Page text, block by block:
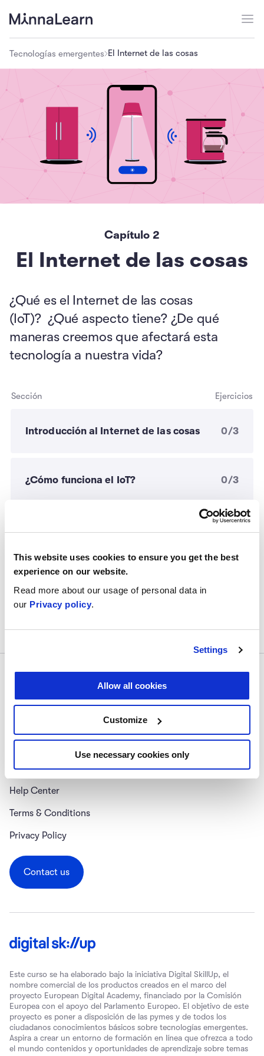
This website uses cookies to ensure you get the best
experience on our website.
Read more about our usage of personal data in
our Privacy policy.
Settings
Allow all cookies
Customize
Use necessary cookies only
Tecnologías emergentes El Internet de las cosas
Capítulo 2
El Internet de las cosas
¿Qué es el Internet de las cosas
(IoT)? ¿Qué aspecto tiene? ¿De qué
maneras creemos que afectará esta
tecnología a nuestra vida?
Sección Ejercicios
Introducción al Internet de las cosas 0/3
¿Cómo funciona el IoT? 0/3
El IoT y los nuevos puestos de trabajo
About Us
Help Center
Terms & Conditions
Privacy Policy
Contact us
Este curso se ha elaborado bajo la iniciativa Digital SkillUp, el
nombre comercial de los productos creados en el marco del
proyecto European Digital Academy, financiado por la Comisión
Europea con el apoyo del Parlamento Europeo. El objetivo de este
proyecto es poner a disposición de las pymes y de todos los
ciudadanos conocimientos básicos sobre tecnologías emergentes.
Aspira a crear un entorno de formación en línea que ofrezca a todo
el mundo contenidos y oportunidades de aprendizaje sobre temas